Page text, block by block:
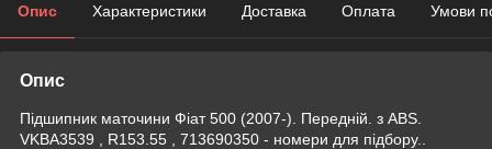
Опис Характеристики Доставка Оплата Умови
Опис
Підшипник маточини Фіат 500 (2007-). Передній. з ABS.
VKBA3539 , R153.55 , 713690350 - номери для підбору..